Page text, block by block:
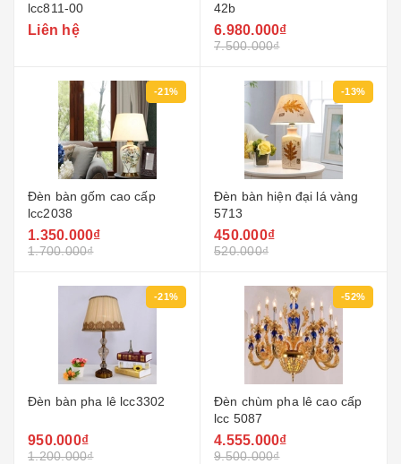
lcc811-00
Liên hệ
42b
6.980.000₫
7.500.000₫
-21%
Đèn bàn gốm cao cấp
lcc2038
1.350.000₫
1.700.000₫
-13%
Đèn bàn hiện đại lá vàng
5713
450.000₫
520.000₫
-21%
Đèn bàn pha lê lcc3302
950.000₫
1.200.000₫
-52%
Đèn chùm pha lê cao cấp
lcc 5087
4.555.000₫
9.500.000₫